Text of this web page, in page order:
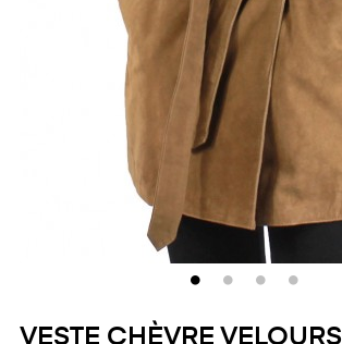
VESTE CHÈVRE VELOURS